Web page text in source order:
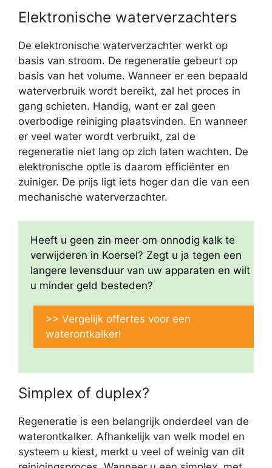
Elektronische waterverzachters
De elektronische waterverzachter werkt op
basis van stroom. De regeneratie gebeurt op
basis van het volume. Wanneer er een bepaald
waterverbruik wordt bereikt, zal het proces in
gang schieten. Handig, want er zal geen
overbodige reiniging plaatsvinden. En wanneer
er veel water wordt verbruikt, zal de
regeneratie niet lang op zich laten wachten. De
elektronische optie is daarom efficiënter en
zuiniger. De prijs ligt iets hoger dan die van een
mechanische waterverzachter.
Heeft u geen zin meer om onnodig kalk te
verwijderen in Koersel? Zegt u ja tegen een
langere levensduur van uw apparaten en wilt
u minder geld besteden?
>> Vergelijk offertes voor een
waterontkalker!
Simplex of duplex?
Regeneratie is een belangrijk onderdeel van de
waterontkalker. Afhankelijk van welk model en
systeem u kiest, merkt u veel of weinig van dit